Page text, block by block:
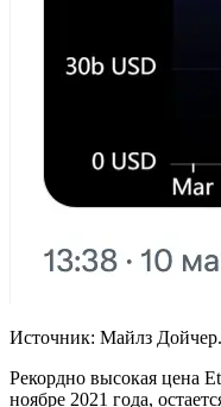
Источник: Майлз Дойчер.
Рекордно высокая цена
ноябре 2021 года,